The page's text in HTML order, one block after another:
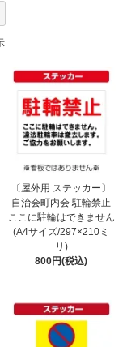
〔屋外用 ステッカー〕
自治会町内会 駐輪禁止
ここに駐輪はできません
(A4サイズ/297×210ミ
リ)
800円(税込)